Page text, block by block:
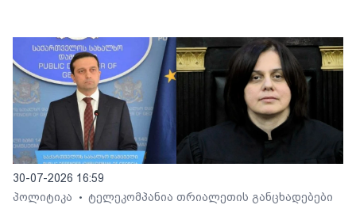
30-07-2026 16:59
პოლიტიკა
• ტელეკომპანია თრიალეთის განცხადებები